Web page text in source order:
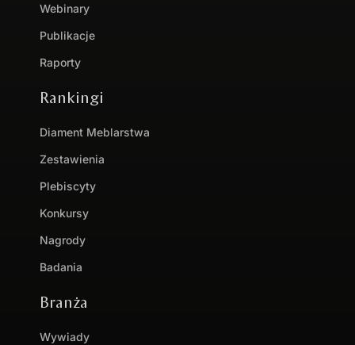
Webinary
Publikacje
Raporty
Rankingi
Diament Meblarstwa
Zestawienia
Plebiscyty
Konkursy
Nagrody
Badania
Branża
Wywiady